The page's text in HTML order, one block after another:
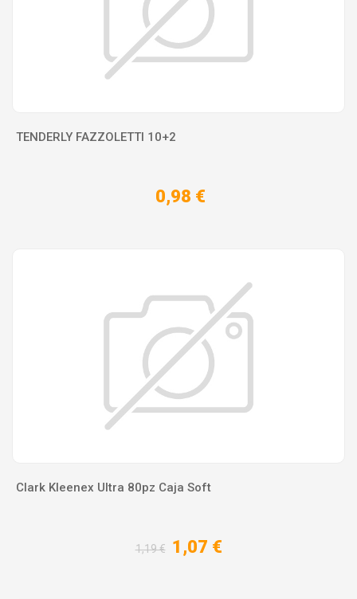
TENDERLY FAZZOLETTI 10+2
0,98 €
Clark Kleenex Ultra 80pz Caja Soft
1,19 € 1,07 €